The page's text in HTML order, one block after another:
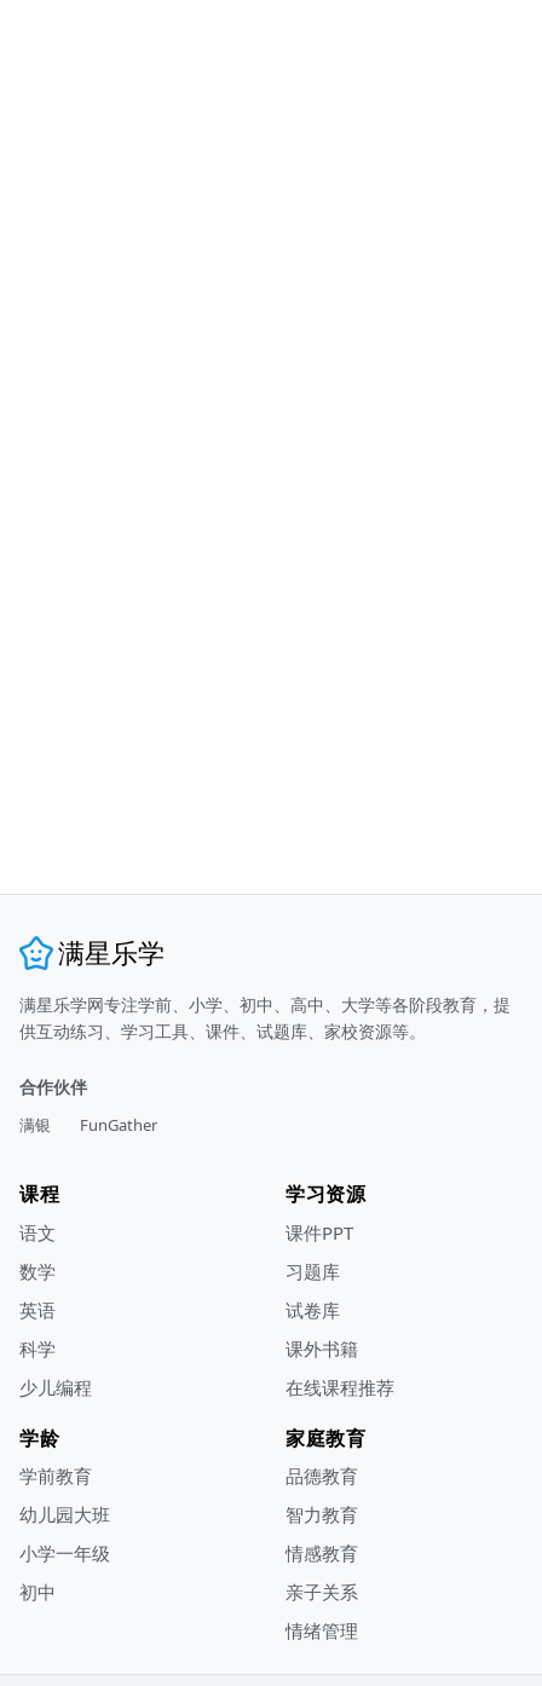
满星乐学
满星乐学网专注学前、小学、初中、高中、大学等各阶段教育，提
供互动练习、学习工具、课件、试题库、家校资源等。
合作伙伴
满银 FunGather
课程
语文
数学
英语
科学
少儿编程
学习资源
课件PPT
习题库
试卷库
课外书籍
在线课程推荐
学龄
学前教育
幼儿园大班
小学一年级
初中
家庭教育
品德教育
智力教育
情感教育
亲子关系
情绪管理